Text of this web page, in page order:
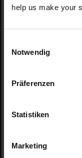
help us make your
Notwendig
Präferenzen
Statistiken
Marketing
Neu